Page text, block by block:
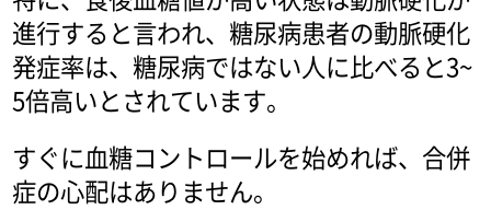
進行すると言われ、糖尿病患者の動脈硬化
発症率は、糖尿病ではない人に比べると3~
5倍高いとされています。
すぐに血糖コントロールを始めれば、合併
症の心配はありません。